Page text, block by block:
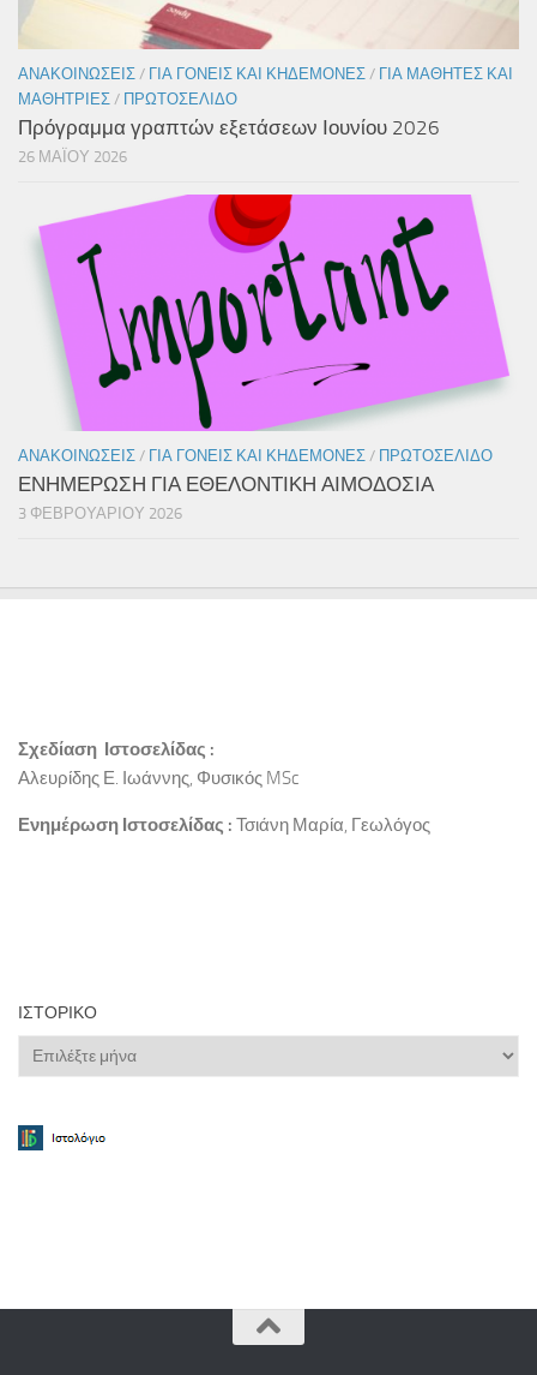
ΑΝΑΚΟΙΝΏΣΕΙΣ / ΓΙΑ ΓΟΝΕΊΣ ΚΑΙ ΚΗΔΕΜΌΝΕΣ / ΓΙΑ ΜΑΘΗΤΈΣ ΚΑΙ
ΜΑΘΉΤΡΙΕΣ / ΠΡΩΤΟΣΈΛΙΔΟ
Πρόγραμμα γραπτών εξετάσεων Ιουνίου 2026
26 ΜΑΪ́ΟΥ 2026
ΑΝΑΚΟΙΝΏΣΕΙΣ / ΓΙΑ ΓΟΝΕΊΣ ΚΑΙ ΚΗΔΕΜΌΝΕΣ / ΠΡΩΤΟΣΈΛΙΔΟ
ΕΝΗΜΕΡΩΣΗ ΓΙΑ ΕΘΕΛΟΝΤΙΚΗ ΑΙΜΟΔΟΣΙΑ
3 ΦΕΒΡΟΥΑΡΊΟΥ 2026
Σχεδίαση Ιστοσελίδας :
Αλευρίδης Ε. Ιωάννης, Φυσικός MSc
Ενημέρωση Ιστοσελίδας : Τσιάνη Μαρία, Γεωλόγος
ΙΣΤΟΡΙΚΌ
Ιστορικό